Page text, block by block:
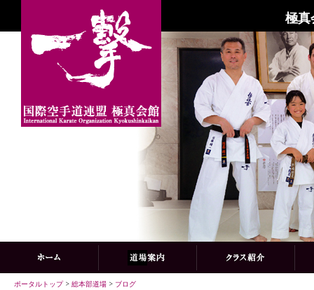
極真
ポータルトップ> 総本部道場 > ブログ